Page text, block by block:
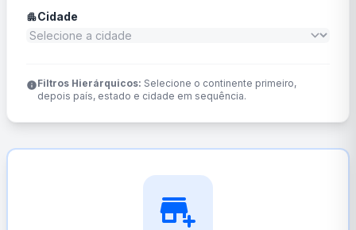
apartmentCidade
infoFiltros Hierárquicos: Selecione o continente primeiro,
depois país, estado e cidade em sequência.
add_business